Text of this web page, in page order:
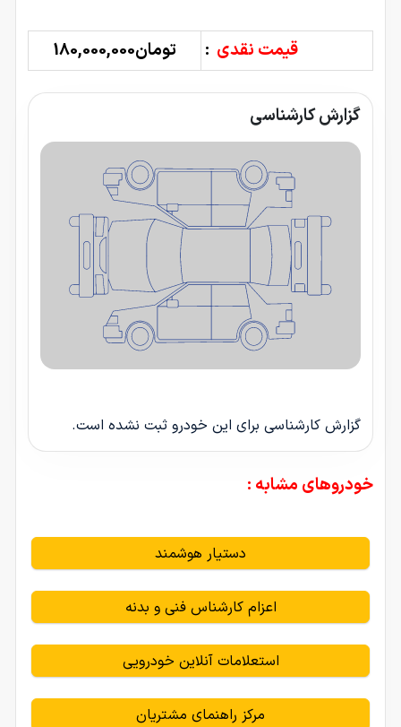
قیمت نقدی : تومان180,000,000
گزارش کارشناسی
گزارش کارشناسی برای این خودرو ثبت نشده است.
خودروهای مشابه :
دستیار هوشمند
اعزام کارشناس فنی و بدنه
استعلامات آنلاین خودرویی
مرکز راهنمای مشتریان